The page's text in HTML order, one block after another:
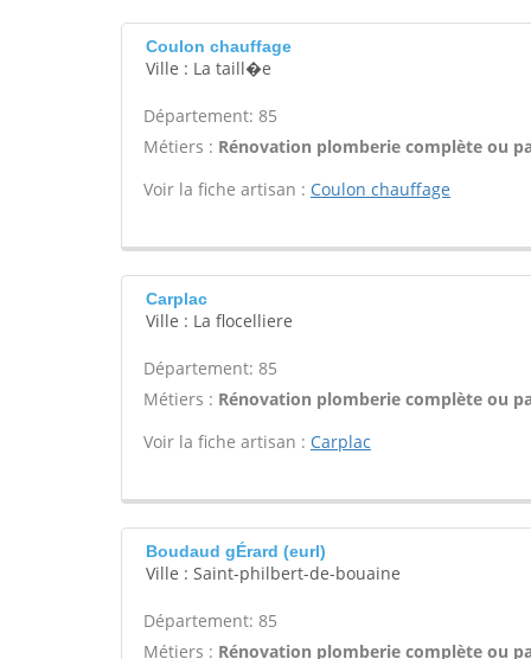
Coulon chauffage
Ville : La taill�e
Département: 85
Métiers : Rénovation plomberie complète ou
Voir la fiche artisan : Coulon chauffage
Carplac
Ville : La flocelliere
Département: 85
Métiers : Rénovation plomberie complète ou
Voir la fiche artisan : Carplac
Boudaud gÉrard (eurl)
Ville : Saint-philbert-de-bouaine
Département: 85
Métiers : Rénovation plomberie complète ou